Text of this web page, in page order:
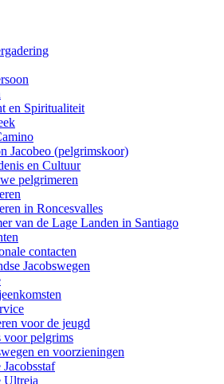
en Spiritualiteit
Jacobeo (pelgrimskoor)
en Cultuur
pelgrimeren
in Roncesvalles
van de Lage Landen in Santiago
contacten
Jacobswegen
voor de jeugd
voor pelgrims
en voorzieningen
Ultreia